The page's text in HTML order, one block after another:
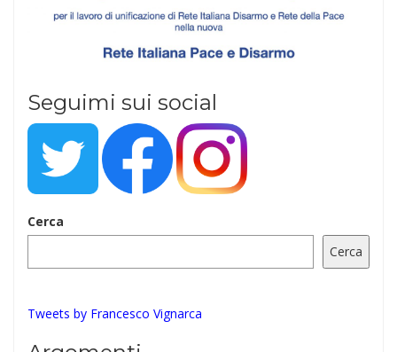
Seguimi sui social
Cerca
Cerca
Tweets by Francesco Vignarca